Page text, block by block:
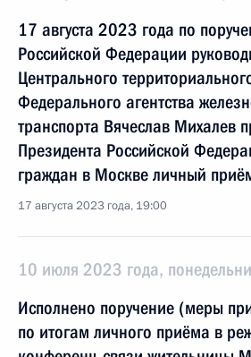
17 августа 2023 года по
Российской Федерации
Центрального
Федерального агентства
транспорта Вячеслав Михалев
Президента Российской
граждан в Москве личный
17 августа 2023 года, 19:00
10 июля 2023 года,
Исполнено поручение (меры
по итогам личного приёма в